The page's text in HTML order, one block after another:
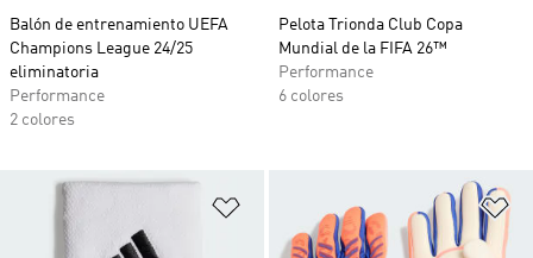
Balón de entrenamiento UEFA
Champions League 24/25
eliminatoria
Performance
2 colores
Pelota Trionda Club Copa
Mundial de la FIFA 26™
Performance
6 colores
Añadir a la lista de deseos